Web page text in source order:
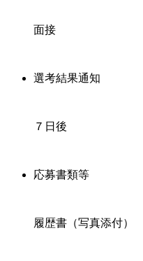
面接
選考結果通知
７日後
応募書類等
履歴書（写真添付）